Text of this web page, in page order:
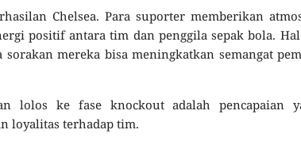
Chelsea. Para suporter memberikan
positif antara tim dan penggila sepak bola.
mereka bisa meningkatkan semangat
lolos ke fase knockout adalah pencapaian
loyalitas terhadap tim.